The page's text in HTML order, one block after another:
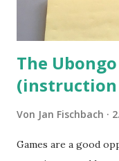
The
(instruction
Von Jan Fischbach
Games are a good